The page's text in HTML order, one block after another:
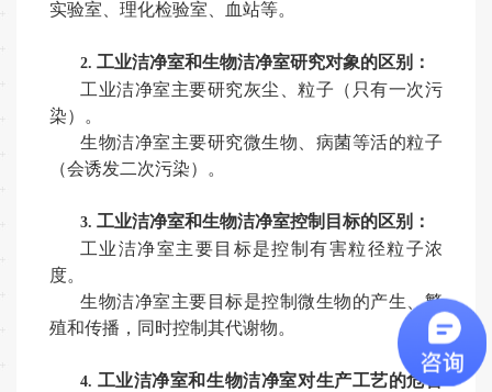
实验室、理化检验室、血站等。
2. 工业洁净室和生物洁净室研究对象的区别：
工业洁净室主要研究灰尘、粒子（只有一次污
染）。
生物洁净室主要研究微生物、病菌等活的粒子
（会诱发二次污染）。
3. 工业洁净室和生物洁净室控制目标的区别：
工业洁净室主要目标是控制有害粒径粒子浓
度。
生物洁净室主要目标是控制微生物的产生、繁
殖和传播，同时控制其代谢物。
4. 工业洁净室和生物洁净室对生产工艺的危害